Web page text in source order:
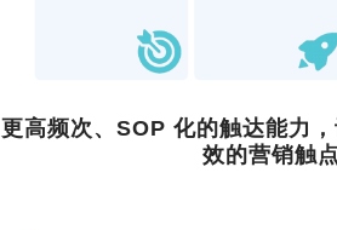
更高频次、SOP 化的触达能力
效的营销触点